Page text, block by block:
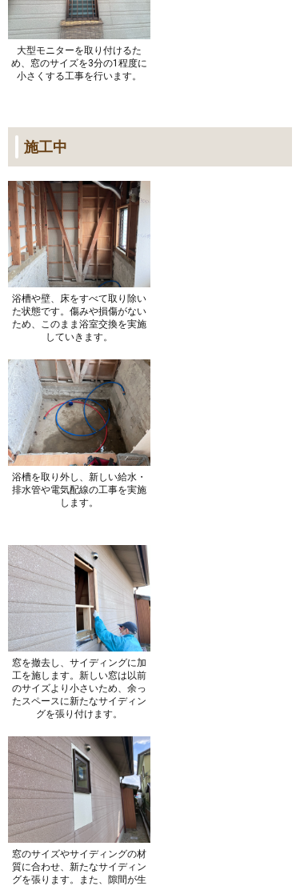
大型モニターを取り付けるた
め、窓のサイズを3分の1程度に
小さくする工事を行います。
施工中
浴槽や壁、床をすべて取り除い
た状態です。傷みや損傷がない
ため、このまま浴室交換を実施
していきます。
浴槽を取り外し、新しい給水・
排水管や電気配線の工事を実施
します。
窓を撤去し、サイディングに加
工を施します。新しい窓は以前
のサイズより小さいため、余っ
たスペースに新たなサイディン
グを張り付けます。
窓のサイズやサイディングの材
質に合わせ、新たなサイディン
グを張ります。また、隙間が生